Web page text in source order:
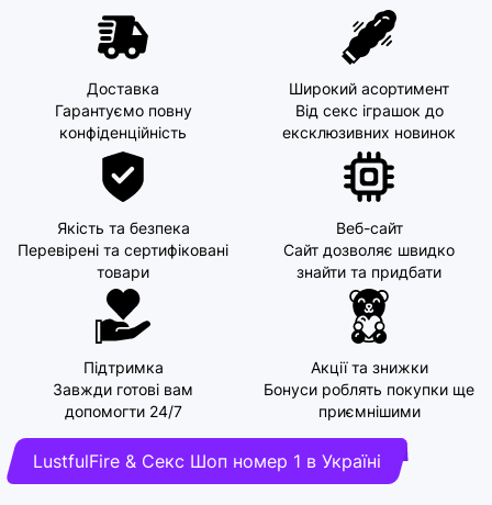
Доставка
Гарантуємо повну
конфіденційність
Широкий асортимент
Від секс іграшок до
ексклюзивних новинок
Якість та безпека
Перевірені та сертифіковані
товари
Веб-сайт
Сайт дозволяє швидко
знайти та придбати
Підтримка
Завжди готові вам
допомогти 24/7
Акції та знижки
Бонуси роблять покупки ще
приємнішими
LustfulFire & Секс Шоп номер 1 в Україні